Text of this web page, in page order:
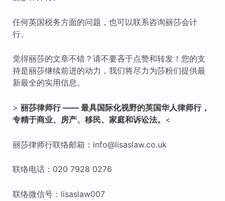
任何英国税务方面的问题，也可以联系咨询丽莎会计
行。
觉得丽莎的文章不错？请不要吝于点赞和转发！您的支
持是丽莎继续前进的动力，我们将尽力为莎粉们提供最
新最全的实用信息。
> 丽莎律师行—— 最具国际化视野的英国华人律师行，
专精于商业、房产、移民、家庭和诉讼法。 <
丽莎律师行联络邮箱：info@lisaslaw.co.uk
联络电话：020 7928 0276
联络微信号：lisaslaw007